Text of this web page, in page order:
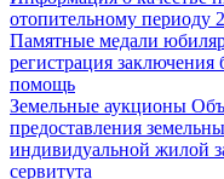
отопительному периоду
Памятные медали
регистрация заключения
помощь
Земельные аукционы
предоставления
индивидуальной жилой
сервитута